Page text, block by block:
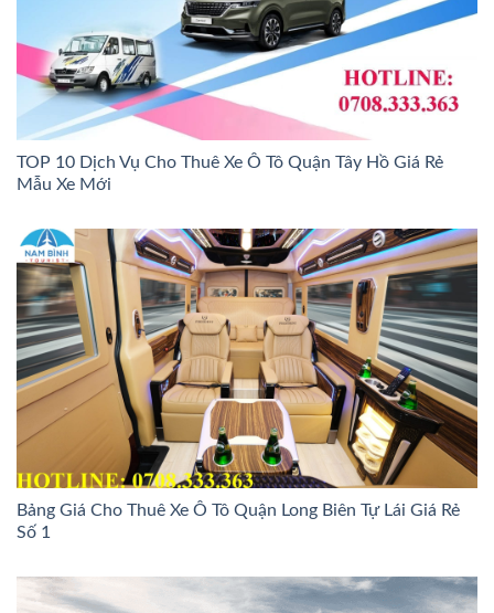
TOP 10 Dịch Vụ Cho Thuê Xe Ô Tô Quận Tây Hồ Giá Rẻ
Mẫu Xe Mới
Bảng Giá Cho Thuê Xe Ô Tô Quận Long Biên Tự Lái Giá Rẻ
Số 1